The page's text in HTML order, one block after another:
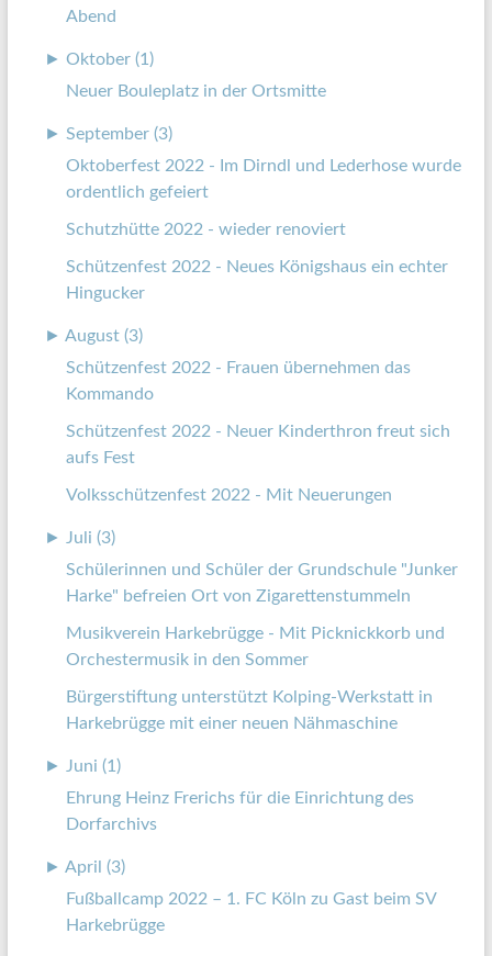
Abend
► Oktober (1)
Neuer Bouleplatz in der Ortsmitte
► September (3)
Oktoberfest 2022 - Im Dirndl und Lederhose wurde
ordentlich gefeiert
Schutzhütte 2022 - wieder renoviert
Schützenfest 2022 - Neues Königshaus ein echter
Hingucker
► August (3)
Schützenfest 2022 - Frauen übernehmen das
Kommando
Schützenfest 2022 - Neuer Kinderthron freut sich
aufs Fest
Volksschützenfest 2022 - Mit Neuerungen
►
Juli (3)
Schülerinnen und Schüler der Grundschule "Junker
Harke" befreien Ort von Zigarettenstummeln
Musikverein Harkebrügge - Mit Picknickkorb und
Orchestermusik in den Sommer
Bürgerstiftung unterstützt Kolping-Werkstatt in
Harkebrügge mit einer neuen Nähmaschine
►
Juni (1)
Ehrung Heinz Frerichs für die Einrichtung des
Dorfarchivs
► April (3)
Fußballcamp 2022 – 1. FC Köln zu Gast beim SV
Harkebrügge